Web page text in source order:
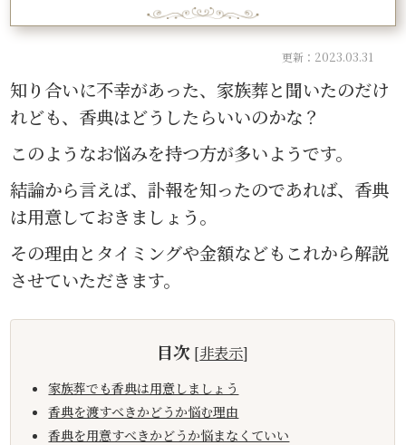
更新：2023.03.31
知り合いに不幸があった、家族葬と聞いたのだけ
れども、香典はどうしたらいいのかな？
このようなお悩みを持つ方が多いようです。
結論から言えば、訃報を知ったのであれば、香典
は用意しておきましょう。
その理由とタイミングや金額などもこれから解説
させていただきます。
目次 [非表示]
家族葬でも香典は用意しましょう
香典を渡すべきかどうか悩む理由
香典を用意すべきかどうか悩まなくていい